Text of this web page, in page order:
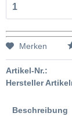
Merken
Artikel-Nr.:
Hersteller
Beschreibung